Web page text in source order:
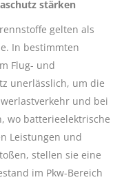
stärken
gelten als
In bestimmten
Flug- und
unerlässlich, um die
und bei
wo batterieelektrische
Leistungen und
stellen sie eine
im Pkw-Bereich